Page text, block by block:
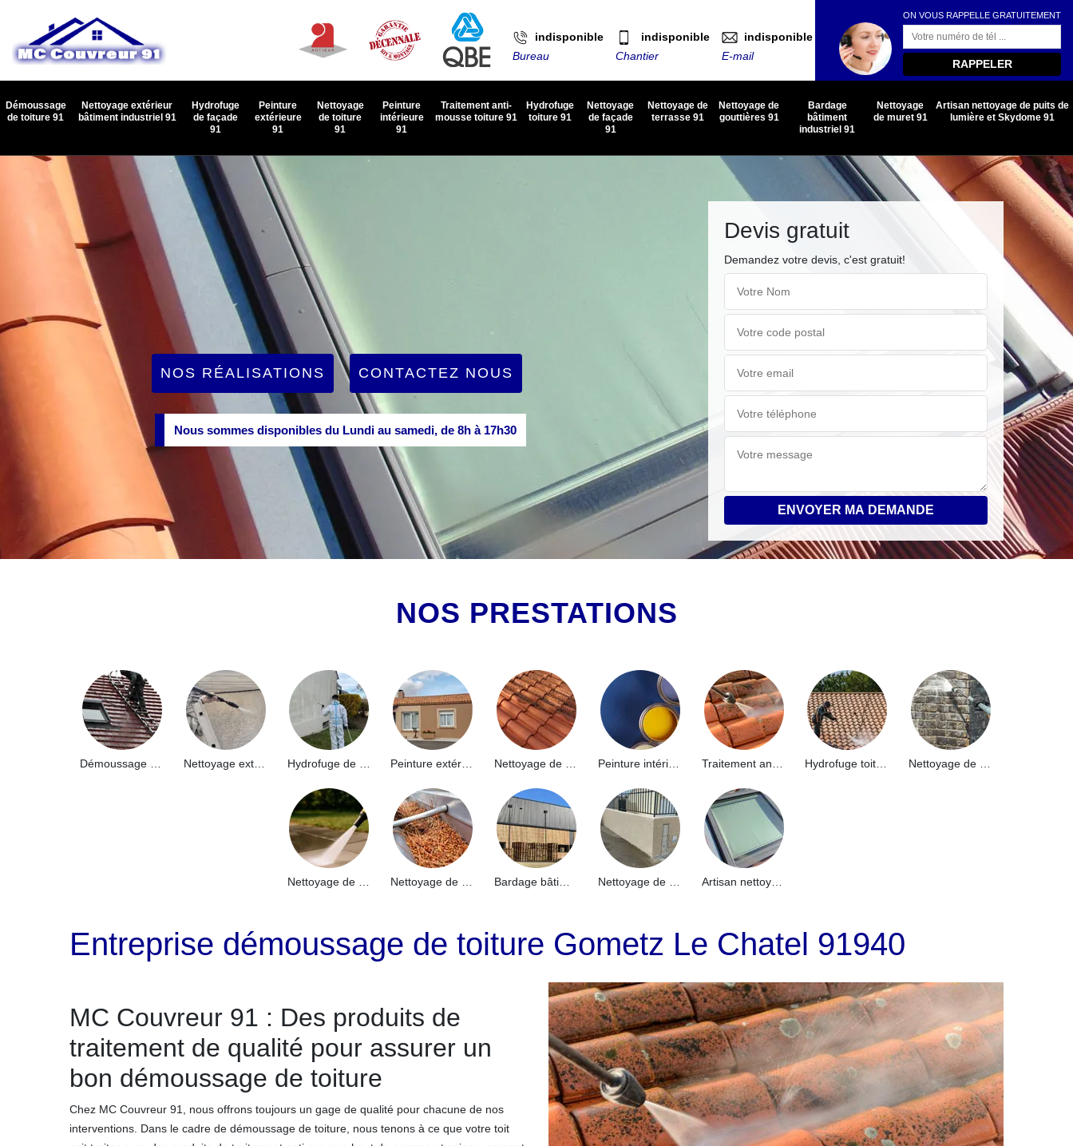
indisponible
Bureau
indisponible
Chantier
indisponible
E-mail
ON VOUS RAPPELLE GRATUITEMENT
Démoussage
de toiture 91
Nettoyage extérieur
bâtiment industriel 91
Hydrofuge
de façade
91
Peinture
extérieure
91
Nettoyage
de toiture
91
Peinture
intérieure
91
Traitement anti-
mousse toiture 91
Hydrofuge
toiture 91
Nettoyage
de façade
91
Nettoyage de
terrasse 91
Nettoyage de
gouttières 91
Bardage
bâtiment
industriel 91
Nettoyage
de muret 91
Artisan nettoyage de puits de
lumière et Skydome 91
NOS RÉALISATIONS CONTACTEZ NOUS
Nous sommes disponibles du Lundi au samedi, de 8h à 17h30
Devis gratuit
Demandez votre devis, c'est gratuit!
NOS PRESTATIONS
Nettoyage extérieur bâtiment industriel 91 Peinture intérieure 91
Artisan nettoyage de puits de lumière et Skydome 91
Entreprise démoussage de toiture Gometz Le Chatel 91940
MC Couvreur 91 : Des produits de
traitement de qualité pour assurer un
bon démoussage de toiture
Chez MC Couvreur 91, nous offrons toujours un gage de qualité pour chacune de nos
interventions. Dans le cadre de démoussage de toiture, nous tenons à ce que votre toit